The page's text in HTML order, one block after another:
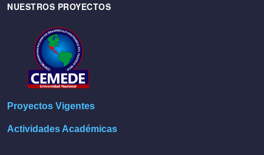
NUESTROS PROYECTOS
Proyectos Vigentes
Actividades Académicas